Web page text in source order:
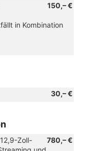
150,– €
in Kombination
30,– €
780,– €
Zoll-